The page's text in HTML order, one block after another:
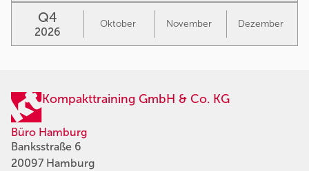
Q4
2026
Oktober November Dezember
Kompakttraining GmbH & Co. KG
Büro Hamburg
Banksstraße 6
20097 Hamburg